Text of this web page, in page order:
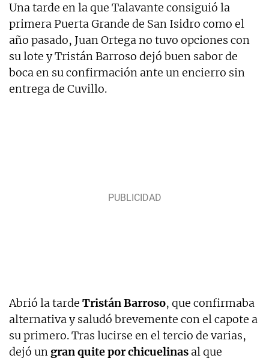
Una tarde en la que Talavante consiguió la
primera Puerta Grande de San Isidro como el
año pasado, Juan Ortega no tuvo opciones con
su lote y Tristán Barroso dejó buen sabor de
boca en su confirmación ante un encierro sin
entrega de Cuvillo.
Abrió la tarde Tristán Barroso, que confirmaba
alternativa y saludó brevemente con el capote a
su primero. Tras lucirse en el tercio de varias,
dejó un gran quite por chicuelinas al que